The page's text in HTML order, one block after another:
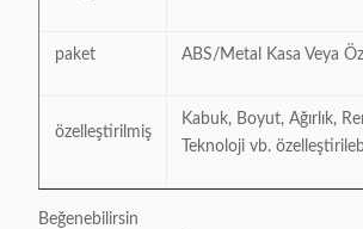
paket ABS/Metal Kasa Veya
özelleştirilmiş
Kabuk, Boyut, Ağırlık,
Teknoloji vb.
Beğenebilirsin